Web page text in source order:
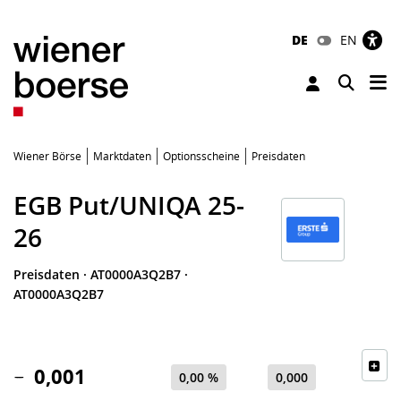
DE EN
Toggle
Wiener Börse Marktdaten Optionsscheine Preisdaten
EGB Put/UNIQA 25-
26
Preisdaten · AT0000A3Q2B7 ·
AT0000A3Q2B7
0,001 0,00 % 0,000